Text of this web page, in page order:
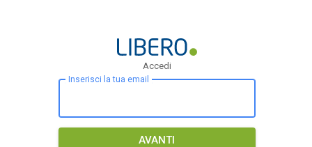
Accedi
Inserisci la tua email
AVANTI